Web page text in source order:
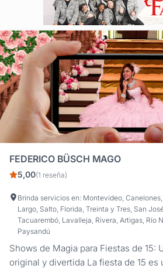
FEDERICO BÜSCH MAGO
5,00(1 reseña)
Brinda servicios en: Montevideo,
Largo, Salto, Florida, Treinta y Tres, San
Tacuarembó, Lavalleja, Rivera, Artigas, Río
Paysandú
Shows de Magia para Fiestas de 15:
original y divertida La fiesta de 15 es